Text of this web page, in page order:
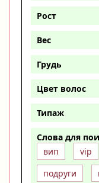
Рост
Вес
Грудь
Цвет волос
Типаж
Слова для
вип
vip
подруги